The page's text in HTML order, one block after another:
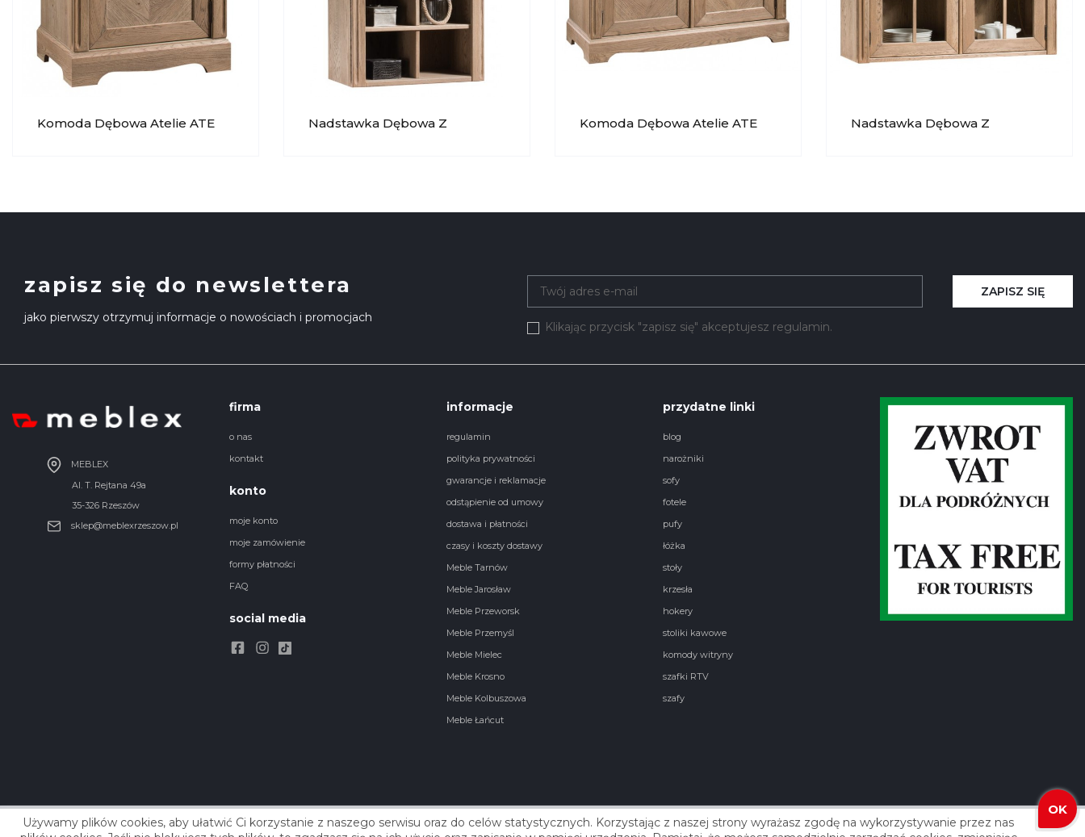
Komoda Dębowa Atelie ATE
Nadstawka Dębowa Z
Komoda Dębowa Atelie ATE
Nadstawka Dębowa Z
zapisz się do newslettera
jako pierwszy otrzymuj informacje o nowościach i promocjach
Klikając przycisk "zapisz się" akceptujesz regulamin.
ZAPISZ SIĘ
MEBLEX
Al. T. Rejtana 49a
35-326 Rzeszów
sklep@meblexrzeszow.pl
firma
o nas
kontakt
konto
moje konto
moje zamówienie
formy płatności
FAQ
social media
informacje
regulamin
polityka prywatności
gwarancje i reklamacje
odstąpienie od umowy
dostawa i płatności
czasy i koszty dostawy
Meble Tarnów
Meble Jarosław
Meble Przeworsk
Meble Przemyśl
Meble Mielec
Meble Krosno
Meble Kolbuszowa
Meble Łańcut
przydatne linki
blog
narożniki
sofy
fotele
pufy
łóżka
stoły
krzesła
hokery
stoliki kawowe
komody witryny
szafki RTV
szafy
Używamy plików cookies, aby ułatwić Ci korzystanie z naszego serwisu oraz do celów statystycznych. Korzystając z naszej strony wyrażasz zgodę na wykorzystywanie przez nas
OK